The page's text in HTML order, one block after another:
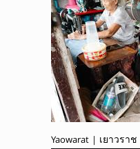
Yaowarat | เยาวราช